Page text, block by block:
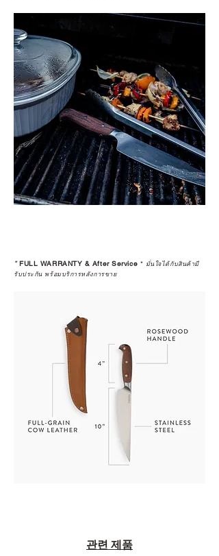
*FULL WARRANTY & After Service * มั่นใจได้กับสินค้ามี
รับประกัน พร้อมบริการหลังการขาย
관련 제품